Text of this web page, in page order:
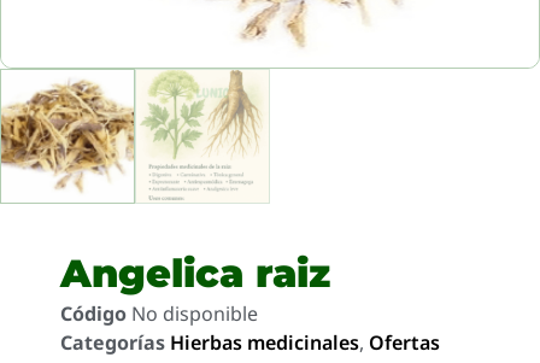
Angelica raiz
Código No disponible
Categorías Hierbas medicinales, Ofertas